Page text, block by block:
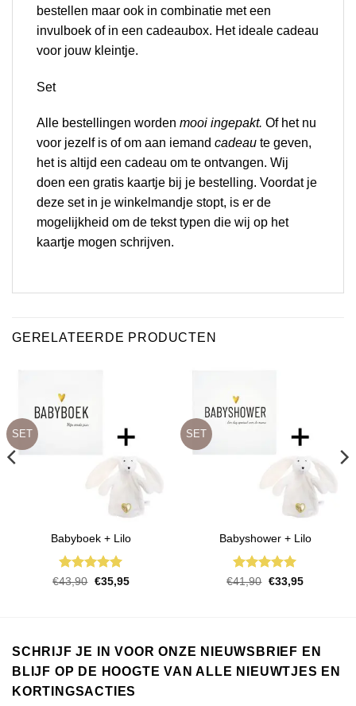
bestellen maar ook in combinatie met een
invulboek of in een cadeaubox. Het ideale cadeau
voor jouw kleintje.
Set
Alle bestellingen worden mooi ingepakt. Of het nu
voor jezelf is of om aan iemand cadeau te geven,
het is altijd een cadeau om te ontvangen. Wij
doen een gratis kaartje bij je bestelling. Voordat je
deze set in je winkelmandje stopt, is er de
mogelijkheid om de tekst typen die wij op het
kaartje mogen schrijven.
GERELATEERDE PRODUCTEN
SET
Babyboek + Lilo
Gewaardeerd
€43,90 Oorspronkelijke
€35,95Huidige
SET
Babyshower + Lilo
Gewaardeerd
€41,90 Oorspronkelijke
€33,95Huidige
SCHRIJF JE IN VOOR ONZE NIEUWSBRIEF EN
BLIJF OP DE HOOGTE VAN ALLE NIEUWTJES EN
KORTINGSACTIES